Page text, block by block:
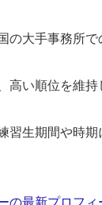
の大手事務所
高い順位を維
習生期間や時